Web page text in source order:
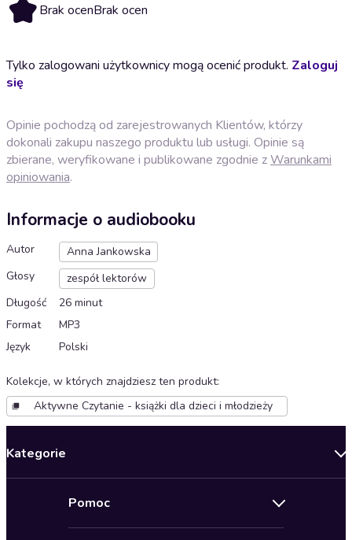
Brak ocenBrak ocen
Tylko zalogowani użytkownicy mogą ocenić produkt. Zaloguj
się
Opinie pochodzą od zarejestrowanych Klientów, którzy
dokonali zakupu naszego produktu lub usługi. Opinie są
zbierane, weryfikowane i publikowane zgodnie zWarunkami
opiniowania.
Informacje o audiobooku
Autor
Anna Jankowska
Głosy
zespół lektorów
Długość
26 minut
Format
MP3
Język
Polski
Kolekcje, w których znajdziesz ten produkt:
Aktywne Czytanie - książki dla dzieci i młodzieży
Kategorie
Pomoc